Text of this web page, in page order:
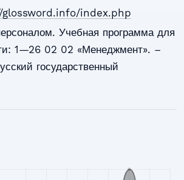
index.php
Учебная программа для
1—26 02 02 «Менеджмент». –
государственный